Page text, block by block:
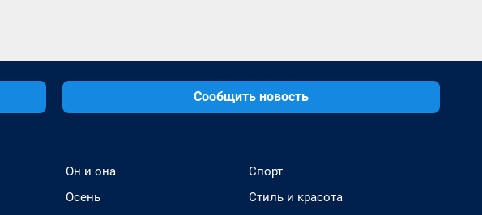
Сообщить новость
Он и она
Осень
Спорт
Стиль и красота